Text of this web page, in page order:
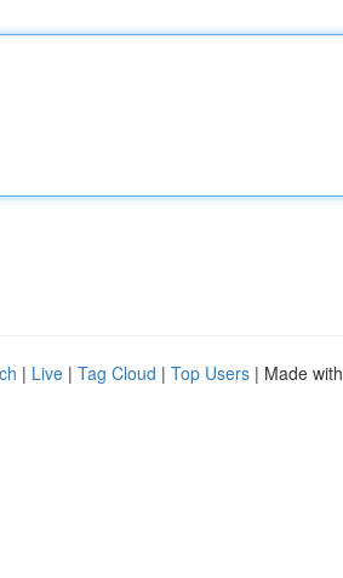
| Live | Tag Cloud | Top Users | Made with